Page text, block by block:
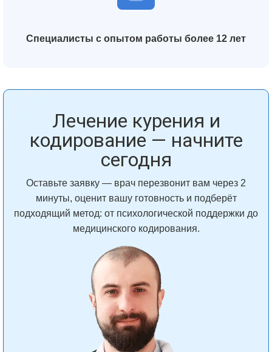
Специалисты с опытом работы более 12 лет
Лечение курения и
кодирование — начните
сегодня
Оставьте заявку — врач перезвонит вам через 2
минуты, оценит вашу готовность и подберёт
подходящий метод: от психологической поддержки до
медицинского кодирования.